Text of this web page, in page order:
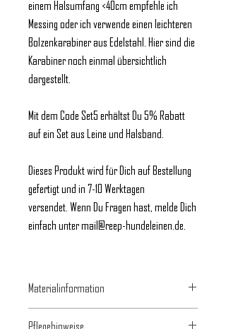
einem Halsumfang <40cm empfehle ich
Messing oder ich verwende einen leichteren
Bolzenkarabiner aus Edelstahl. Hier sind die
Karabiner noch einmal übersichtlich
dargestellt.
Mit dem Code Set5 erhältst Du 5% Rabatt
auf ein Set aus Leine und Halsband.
Dieses Produkt wird für Dich auf Bestellung
gefertigt und in 7-10 Werktagen
versendet. Wenn Du Fragen hast, melde Dich
einfach unter mail@reep-hundeleinen.de.
Materialinformation